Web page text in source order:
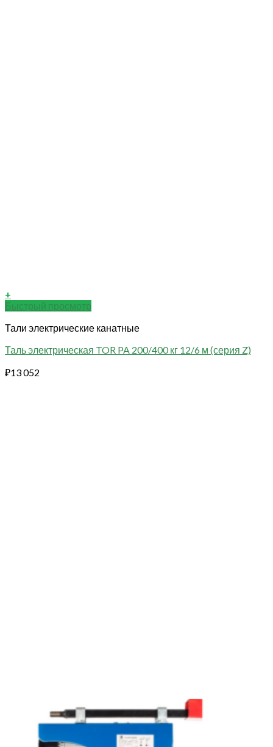
+
Быстрый просмотр
Тали электрические канатные
Таль электрическая TOR PA 200/400 кг 12/6 м (серия Z)
₽13 052